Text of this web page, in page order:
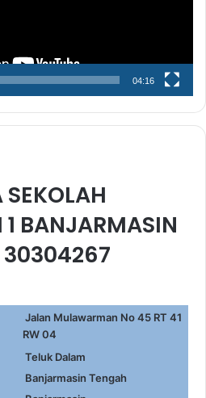
04:16
1 BANJARMASIN
30304267
Jalan Mulawarman No 45 RT 41
RW 04
Teluk Dalam
Banjarmasin Tengah